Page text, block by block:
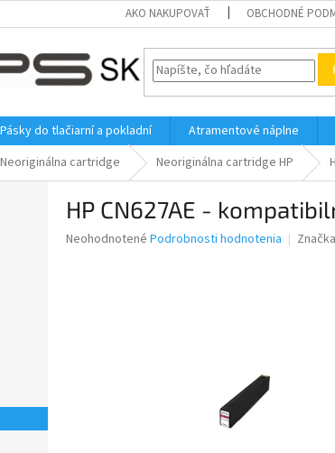
AKO NAKUPOVAŤ OBCHODNÉ
Pásky do tlačiarní a pokladní Atramentové náplne
Neoriginálna cartridge Neoriginálna cartridge HP
HP CN627AE -
Priemerné
Neohodnotené Podrobnosti hodnotenia